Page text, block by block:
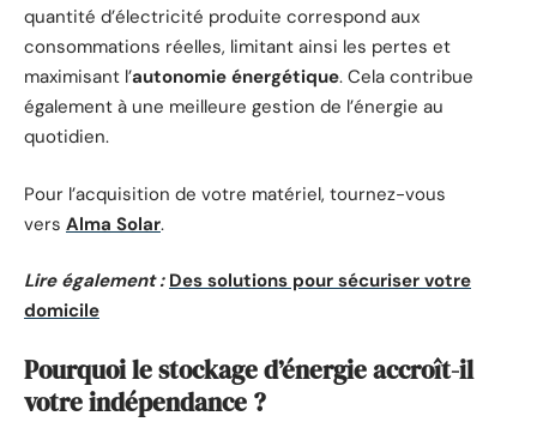
quantité d’électricité produite correspond aux
consommations réelles, limitant ainsi les pertes et
maximisant l’autonomie énergétique. Cela contribue
également à une meilleure gestion de l’énergie au
quotidien.
Pour l’acquisition de votre matériel, tournez-vous
vers Alma Solar.
Lire également : Des solutions pour sécuriser votre
domicile
Pourquoi le stockage d’énergie accroît-il
votre indépendance ?